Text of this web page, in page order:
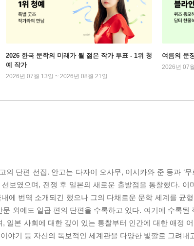
2026 한국 문학의 미래가 될 젊은 작가 투표 - 1위 청
예 작가
2026년 07월 13일 ~ 2026년 08월 21일
여름의 문
2026년 07
단편 선집. 안고는 다자이 오사무, 이시카와 준 등과 ‘
보였으며, 전쟁 후 일본의 새로운 출발점을 통찰했다. 이
에 번역 소개되긴 했으나 그의 다채로운 문학 세계를 균
외에도 일곱 편의 단편을 수록하고 있다. 여기에 수록된
일본 사회에 대한 깊이 있는 통찰부터 인간에 대한 애정
야기 등 자신의 독보적인 세계관을 다양한 빛깔로 그려내